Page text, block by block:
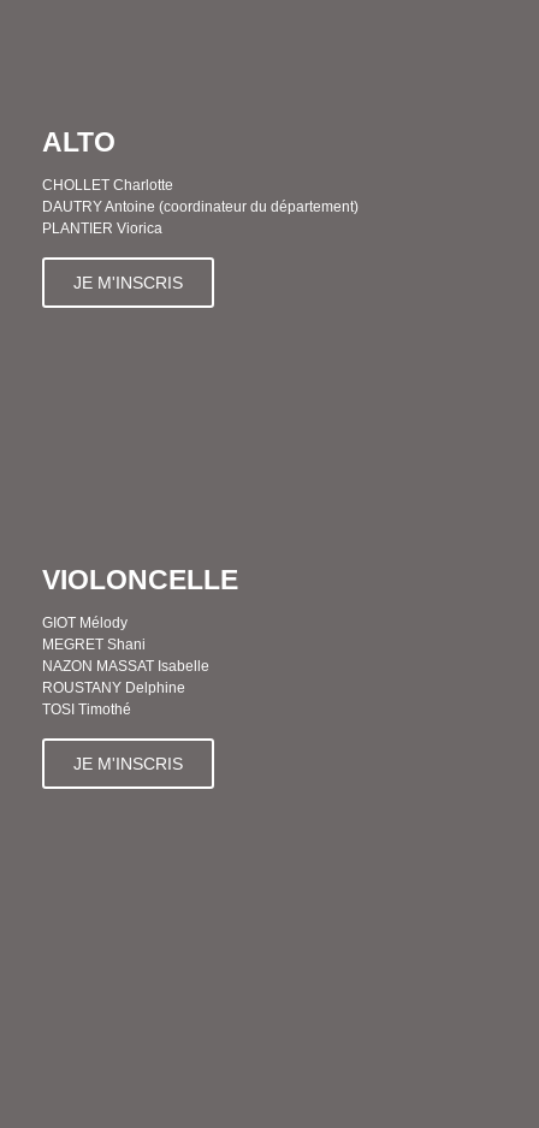
ALTO
CHOLLET Charlotte
DAUTRY Antoine (coordinateur du département)
PLANTIER Viorica
JE M'INSCRIS
VIOLONCELLE
GIOT Mélody
MEGRET Shani
NAZON MASSAT Isabelle
ROUSTANY Delphine
TOSI Timothé
JE M'INSCRIS